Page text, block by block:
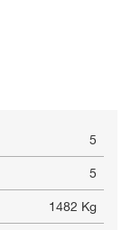
5
5
1482 Kg